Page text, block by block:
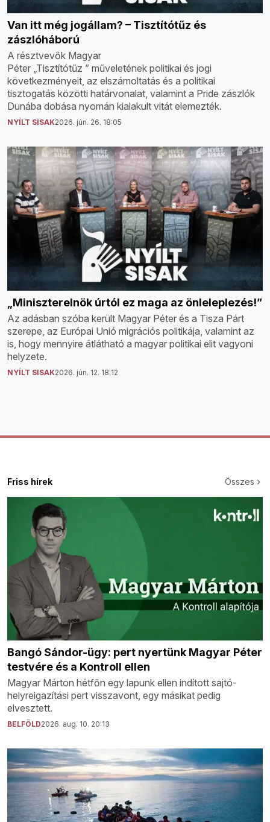
Van itt még jogállam? – Tisztítótűz és
zászlóháború
A résztvevők Magyar
Péter „Tisztítótűz ” műveletének politikai és jogi
következményeit, az elszámoltatás és a politikai
tisztogatás közötti határvonalat, valamint a Pride zászlók
Dunába dobása nyomán kialakult vitát elemezték.
NYÍLT SISAK2026. jún. 26. 18:05
„Miniszterelnök úrtól ez maga az önleleplezés!”
Az adásban szóba került Magyar Péter és a Tisza Párt
szerepe, az Európai Unió migrációs politikája, valamint az
is, hogy mennyire átlátható a magyar politikai elit vagyoni
helyzete.
NYÍLT SISAK2026. jún. 12. 18:12
Friss hírek Összes
Bangó Sándor-ügy: pert nyertünk Magyar Péter
testvére és a Kontroll ellen
Magyar Márton hétfőn egy lapunk ellen indított sajtó-
helyreigazítási pert visszavont, egy másikat pedig
elvesztett.
BELFÖLD2026. aug. 10. 20:13